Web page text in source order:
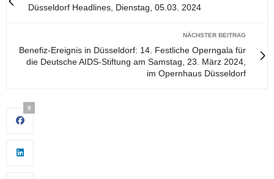
Düsseldorf Headlines, Dienstag, 05.03. 2024
NÄCHSTER BEITRAG
Benefiz-Ereignis in Düsseldorf: 14. Festliche Operngala für
die Deutsche AIDS-Stiftung am Samstag, 23. März 2024,
im Opernhaus Düsseldorf
0